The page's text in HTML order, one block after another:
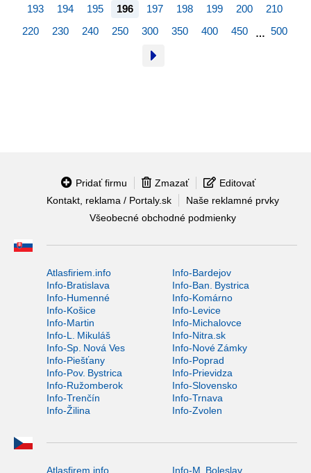
193 194 195 196 197 198 199 200
210
220
230 240 250 300 350 400 450 … 500
Pridať firmu Zmazať
Editovať
Kontakt, reklama / Portaly.sk
Naše reklamné prvky
Všeobecné obchodné podmienky
Atlasfiriem.info
Info-Bardejov
Info-Bratislava
Info-Ban. Bystrica
Info-Humenné
Info-Komárno
Info-Košice
Info-Levice
Info-Martin
Info-Michalovce
Info-L. Mikuláš
Info-Nitra.sk
Info-Sp. Nová Ves
Info-Nové Zámky
Info-Piešťany
Info-Poprad
Info-Pov. Bystrica
Info-Prievidza
Info-Ružomberok
Info-Slovensko
Info-Trenčín
Info-Trnava
Info-Žilina
Info-Zvolen
Atlasfirem.info Info-M. Boleslav